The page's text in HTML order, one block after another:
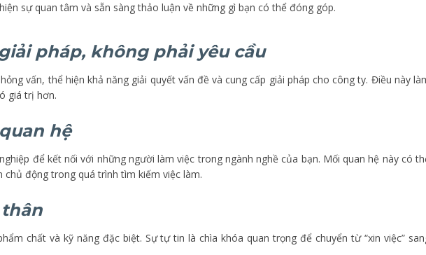
sự quan tâm và sẵn sàng thảo luận về những gì bạn có thể đóng góp.
pháp, không phải yêu cầu
vấn, thể hiện khả năng giải quyết vấn đề và cung cấp giải pháp cho công ty. Điều này
giá trị hơn.
hệ
để kết nối với những người làm việc trong ngành nghề của bạn. Mối quan hệ này có
chủ động trong quá trình tìm kiếm việc làm.
chất và kỹ năng đặc biệt. Sự tự tin là chìa khóa quan trọng để chuyển từ “xin việc”